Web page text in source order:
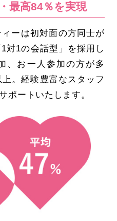
最高84％を実現
ーは初対面の方同士が
対1の会話型」を採用し
、お一人参加の方が多
。経験豊富なスタッフ
ポートいたします。